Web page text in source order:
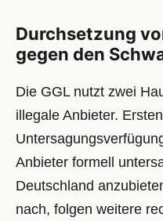
Durchsetzung
gegen den
Die GGL nutzt zwei
illegale Anbieter.
Anbieter formell
Deutschland
nach, folgen weitere